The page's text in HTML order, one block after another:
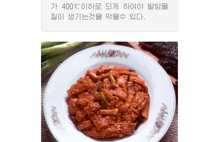
가 400℃이하로 되게 하여야 발암물
질이 생기는것을 막을수 있다.